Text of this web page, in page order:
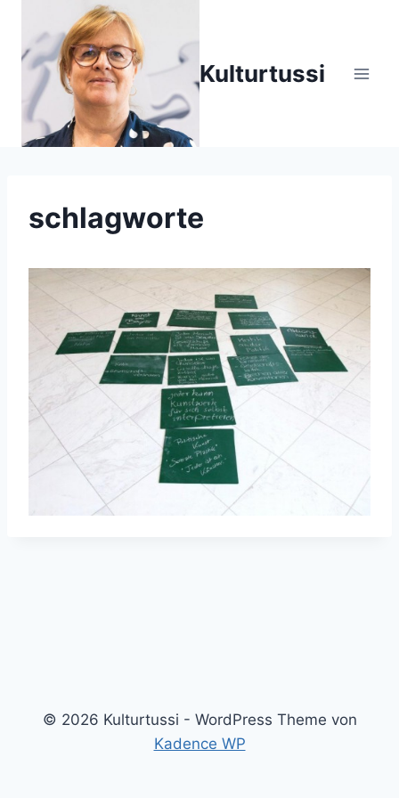
Inhalt
springen
Kulturtussi
schlagworte
© 2026 Kulturtussi - WordPress Theme von
Kadence WP